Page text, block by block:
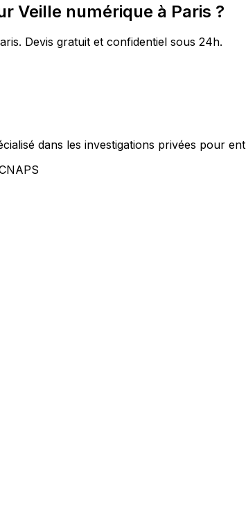
Veille numérique à Paris ?
Devis gratuit et confidentiel sous 24h.
dans les investigations privées pour